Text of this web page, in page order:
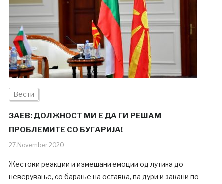
Вести
ЗАЕВ: ДОЛЖНОСТ МИ Е ДА ГИ РЕШАМ
ПРОБЛЕМИТЕ СО БУГАРИЈА!
27.November.2020
Жестоки реакции и измешани емоции од лутина до
неверување, со барање на оставка, па дури и закани по